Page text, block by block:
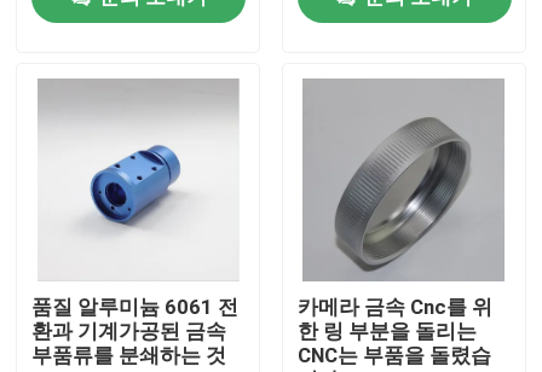
홈
동영상
회사 소개
품질 알루미늄 6061 전
환과 기계가공된 금속
부품류를 분쇄하는 것
카메라 금속 Cnc를 위
한 링 부분을 돌리는
CNC는 부품을 돌렸습